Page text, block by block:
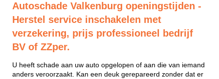
Autoschade Valkenburg openingstijden -
Herstel service inschakelen met
verzekering, prijs professioneel bedrijf
BV of ZZper.
U heeft schade aan uw auto opgelopen of aan die van iemand
anders veroorzaakt. Kan een deuk gerepareerd zonder dat er